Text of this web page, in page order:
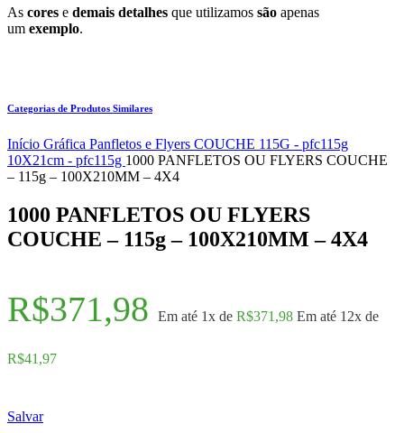
As cores e demais detalhes que utilizamos são apenas
um exemplo.
Categorias de Produtos Similares
Início Gráfica Panfletos e Flyers COUCHE 115G - pfc115g
10X21cm - pfc115g 1000 PANFLETOS OU FLYERS COUCHE
– 115g – 100X210MM – 4X4
1000 PANFLETOS OU FLYERS
COUCHE – 115g – 100X210MM – 4X4
R$371,98 Em até 1x de R$371,98 Em até 12x de
R$41,97
Salvar